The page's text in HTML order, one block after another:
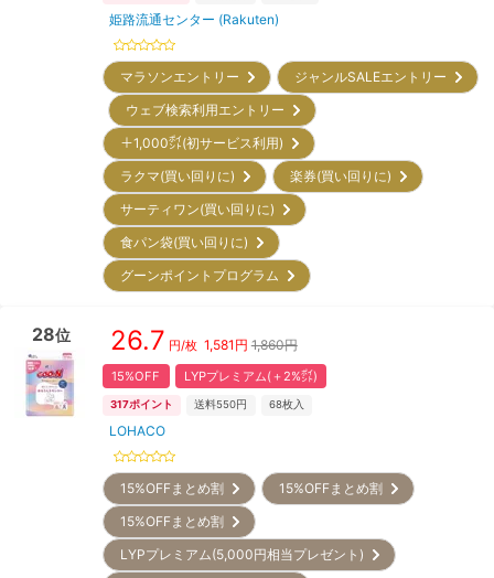
姫路流通センター (Rakuten)
マラソンエントリー
ジャンルSALEエントリー
ウェブ検索利用エントリー
＋1,000㌽(初サービス利用)
ラクマ(買い回りに)
楽券(買い回りに)
サーティワン(買い回りに)
食パン袋(買い回りに)
グーンポイントプログラム
28位 26.7 円/枚 1,581 円 1,860円
15%OFF LYPプレミアム(＋2%㌽)
317ポイント 送料550円 68枚入
LOHACO
15%OFFまとめ割
15%OFFまとめ割
15%OFFまとめ割
LYPプレミアム(5,000円相当プレゼント)